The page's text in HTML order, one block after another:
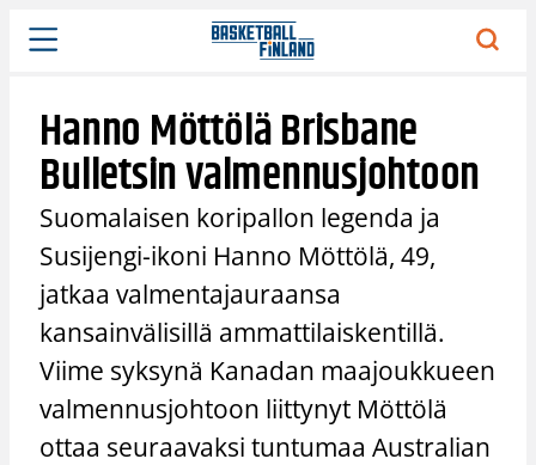
Siirry
sisältöön
Hanno Möttölä Brisbane
Bulletsin valmennusjohtoon
Suomalaisen koripallon legenda ja
Susijengi-ikoni Hanno Möttölä, 49,
jatkaa valmentajauraansa
kansainvälisillä ammattilaiskentillä.
Viime syksynä Kanadan maajoukkueen
valmennusjohtoon liittynyt Möttölä
ottaa seuraavaksi tuntumaa Australian